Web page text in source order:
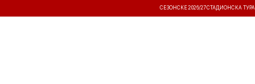
СЕЗОНСКЕ 2026/27СТАДИОНСКА ТУРА